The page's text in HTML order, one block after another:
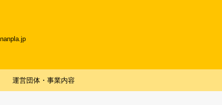
運営団体・事業内容